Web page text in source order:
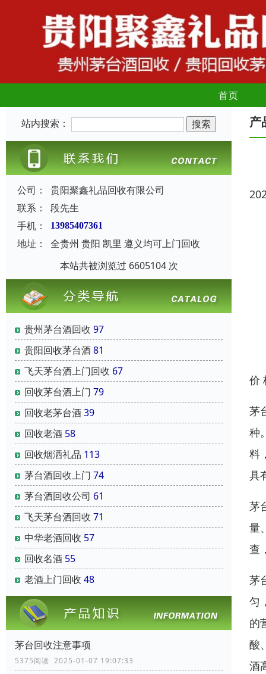
首页
站内搜索：
公司：
贵阳聚鑫礼品回收有限公司
联系：
段先生
手机：
13985407361
地址：
全贵州 贵阳 凯里 遵义均可上门回收
本站共被浏览过 6605104 次
贵州茅台酒回收 97
贵阳回收茅台酒81
飞天茅台酒上门回收 67
回收茅台酒上门 79
回收老茅台酒39
回收老酒 58
回收烟洒礼品 113
茅台酒回收上门 74
茅台酒回收公司 61
飞天茅台酒回收 71
中华老酒回收 57
回收名酒 55
老酒上门回收 48
茅台回收注意事项
5375阅读 2025-01-07 19:07:33
产
价
茅
种
料
具
茅
量
查
茅
匀
的
酸
酒